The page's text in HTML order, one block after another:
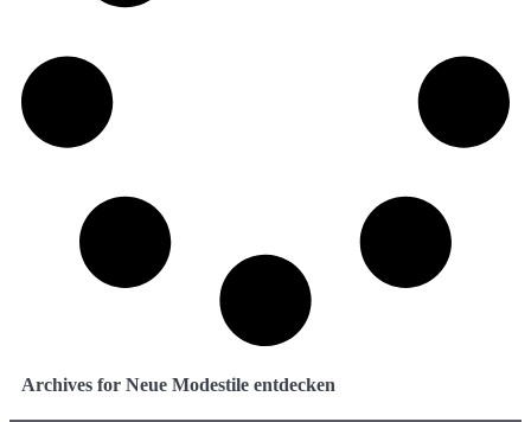
Archives for Neue Modestile entdecken